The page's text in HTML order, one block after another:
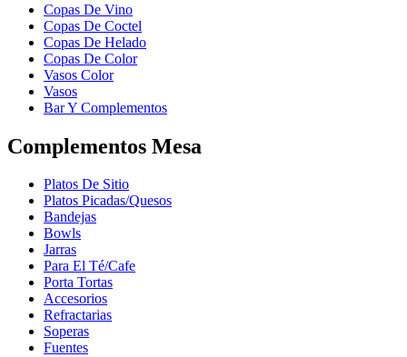
Copas De Vino
Copas De Coctel
Copas De Helado
Copas De Color
Vasos Color
Vasos
Bar Y Complementos
Complementos Mesa
Platos De Sitio
Platos Picadas/Quesos
Bandejas
Bowls
Jarras
Para El Té/Cafe
Porta Tortas
Accesorios
Refractarias
Soperas
Fuentes